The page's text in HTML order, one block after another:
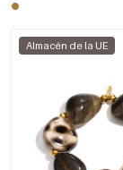
Almacén de la UE